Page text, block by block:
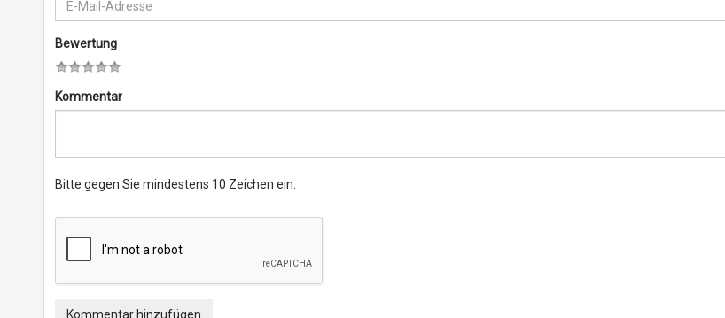
Bewertung
Kommentar
Bitte gegen Sie mindestens 10 Zeichen ein.
Kommentar hinzufügen